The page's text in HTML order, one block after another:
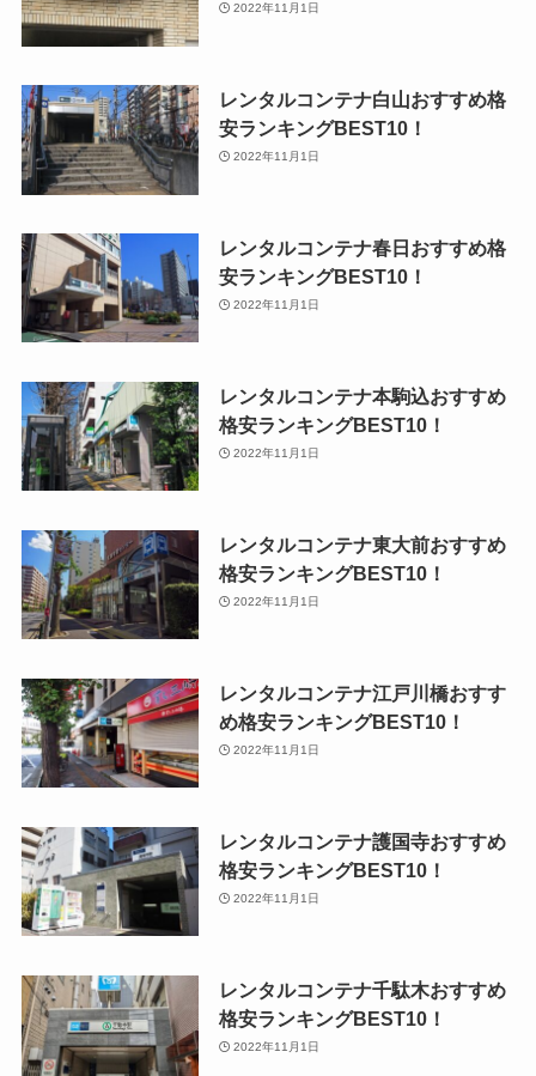
2022年11月1日
レンタルコンテナ白山おすすめ格
安ランキングBEST10！
2022年11月1日
レンタルコンテナ春日おすすめ格
安ランキングBEST10！
2022年11月1日
レンタルコンテナ本駒込おすすめ
格安ランキングBEST10！
2022年11月1日
レンタルコンテナ東大前おすすめ
格安ランキングBEST10！
2022年11月1日
レンタルコンテナ江戸川橋おすす
め格安ランキングBEST10！
2022年11月1日
レンタルコンテナ護国寺おすすめ
格安ランキングBEST10！
2022年11月1日
レンタルコンテナ千駄木おすすめ
格安ランキングBEST10！
2022年11月1日